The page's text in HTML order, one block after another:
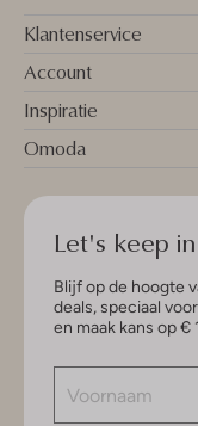
Klantenservice
Account
Inspiratie
Omoda
Let's keep
Blijf op de hoogte
deals, speciaal
en maak kans op